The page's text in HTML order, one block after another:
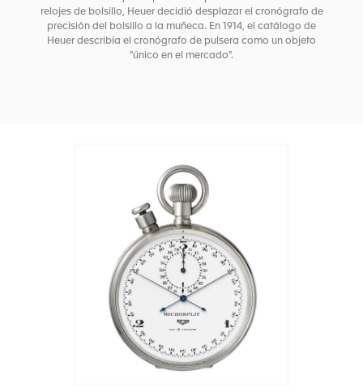
relojes de bolsillo, Heuer decidió desplazar el cronógrafo de
precisión del bolsillo a la muñeca. En 1914, el catálogo de
Heuer describía el cronógrafo de pulsera como un objeto
"único en el mercado".